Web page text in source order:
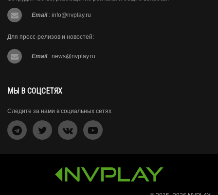
Email : info@nvplay.ru
Для пресс-релизов и новостей:
Email : news@nvplay.ru
МЫ В СОЦСЕТЯХ
Следите за нами в социальных сетях